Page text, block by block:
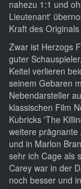
nahezu 1:1 und
Lieutenant'
Kraft des
Zwar ist Herzogs
guter
Keitel verlieren
seinem Gebaren
Nebendarsteller
klassischen Film
Kubricks 'The
weitere
und in Marlon
sehr ich Cage als
Carey war in der
noch besser und